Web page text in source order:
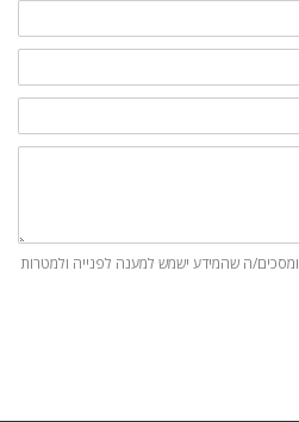
ומסכים/ה שהמידע ישמש למענה לפנייה ולמטרות